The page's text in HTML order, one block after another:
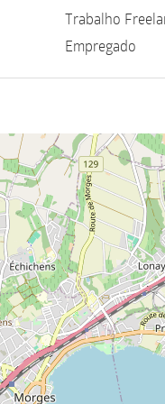
Trabalho
Empregado